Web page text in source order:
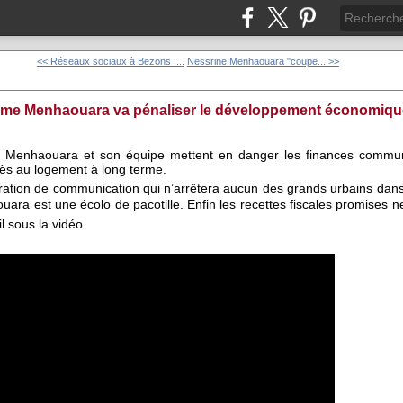
<< Réseaux sociaux à Bezons :... Nessrine Menhaouara "coupe... >>
Menhaouara va pénaliser le développement
et son équipe mettent en danger les finances
au logement à long terme.
de communication qui n’arrêtera aucun des grands urbains
est une écolo de pacotille. Enfin les recettes fiscales promises
sous la vidéo.